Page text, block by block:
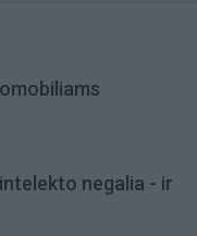
negalia - ir